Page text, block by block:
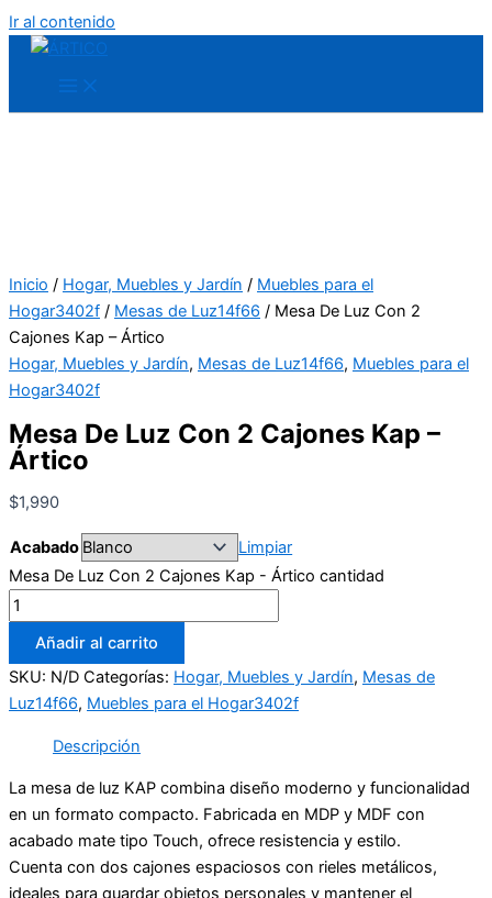
Ir al contenido
Inicio / Hogar, Muebles y Jardín / Muebles para el
Hogar3402f / Mesas de Luz14f66 / Mesa De Luz Con 2
Cajones Kap – Ártico
Hogar, Muebles y Jardín, Mesas de Luz14f66, Muebles para el
Hogar3402f
Mesa De Luz Con 2 Cajones Kap –
Ártico
$1,990
Acabado
Limpiar
Mesa De Luz Con 2 Cajones Kap - Ártico cantidad
Añadir al carrito
SKU: N/D Categorías: Hogar, Muebles y Jardín, Mesas de
Luz14f66, Muebles para el Hogar3402f
Descripción
La mesa de luz KAP combina diseño moderno y funcionalidad
en un formato compacto. Fabricada en MDP y MDF con
acabado mate tipo Touch, ofrece resistencia y estilo.
Cuenta con dos cajones espaciosos con rieles metálicos,
ideales para guardar objetos personales y mantener el